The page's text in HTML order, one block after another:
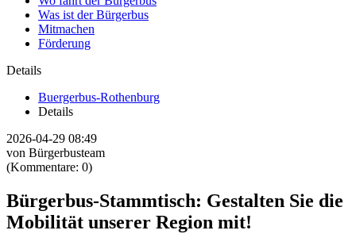
Was ist der Bürgerbus
Mitmachen
Förderung
Details
Buergerbus-Rothenburg
Details
2026-04-29 08:49
von Bürgerbusteam
(Kommentare: 0)
Bürgerbus-Stammtisch: Gestalten Sie die
Mobilität unserer Region mit!